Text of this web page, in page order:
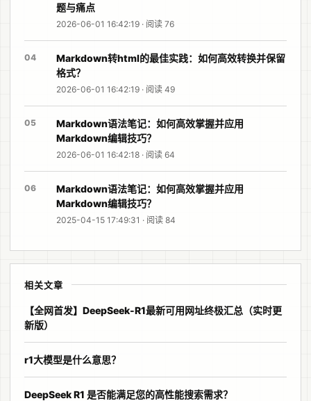
题与痛点
2026-06-01 16:42:19 · 阅读 76
04
Markdown转html的最佳实践：如何高效转换并保留
格式？
2026-06-01 16:42:19 · 阅读 49
05
Markdown语法笔记：如何高效掌握并应用
Markdown编辑技巧？
2026-06-01 16:42:18 · 阅读 64
06
Markdown语法笔记：如何高效掌握并应用
Markdown编辑技巧？
2025-04-15 17:49:31 · 阅读 84
相关文章
【全网首发】DeepSeek-R1最新可用网址终极汇总（实时更
新版）
r1大模型是什么意思？
DeepSeek R1 是否能满足您的高性能搜索需求？